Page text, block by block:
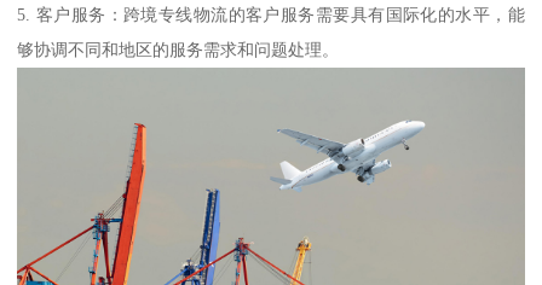
5. 客户服务：跨境专线物流的客户服务需要具有国际化的水平，能
够协调不同和地区的服务需求和问题处理。